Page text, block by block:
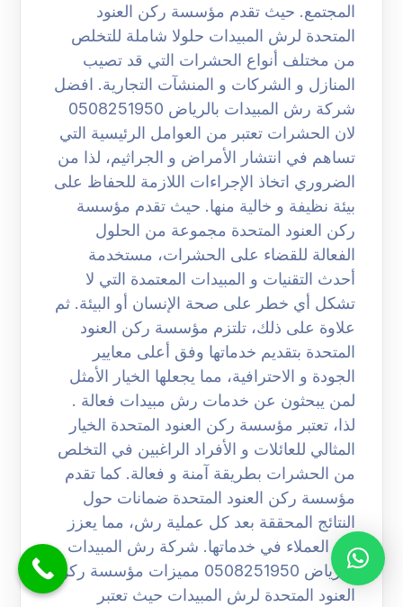
المجتمع. حيث تقدم مؤسسة ركن العنود
المتحدة لرش المبيدات حلولا شاملة للتخلص
من مختلف أنواع الحشرات التي قد تصيب
المنازل و الشركات و المنشآت التجارية. افضل
شركة رش المبيدات بالرياض 0508251950
لان الحشرات تعتبر من العوامل الرئيسية التي
تساهم في انتشار الأمراض و الجراثيم، لذا من
الضروري اتخاذ الإجراءات اللازمة للحفاظ على
بيئة نظيفة و خالية منها. حيث تقدم مؤسسة
ركن العنود المتحدة مجموعة من الحلول
الفعالة للقضاء على الحشرات، مستخدمة
أحدث التقنيات و المبيدات المعتمدة التي لا
تشكل أي خطر على صحة الإنسان أو البيئة. ثم
علاوة على ذلك، تلتزم مؤسسة ركن العنود
المتحدة بتقديم خدماتها وفق أعلى معايير
الجودة و الاحترافية، مما يجعلها الخيار الأمثل
لمن يبحثون عن خدمات رش مبيدات فعالة .
لذا، تعتبر مؤسسة ركن العنود المتحدة الخيار
المثالي للعائلات و الأفراد الراغبين في التخلص
من الحشرات بطريقة آمنة و فعالة. كما تقدم
مؤسسة ركن العنود المتحدة ضمانات حول
النتائج المحققة بعد كل عملية رش، مما يعزز
ثقة العملاء في خدماتها. شركة رش المبيدات
بالرياض 0508251950 مميزات مؤسسة ركن
العنود المتحدة لرش المبيدات حيث تعتبر